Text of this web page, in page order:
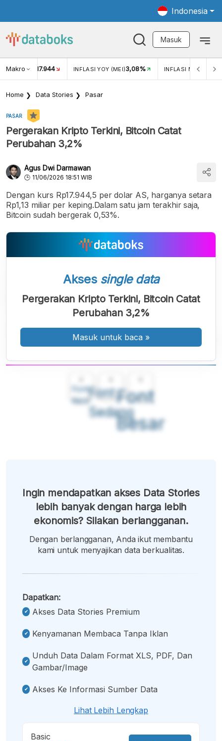
Indonesia
Masuk
Makro
USD/IDR 17.944 INFLASI YOY (MEI)3,08% INFLASI MOM (MEI)
Home Data Stories Pasar
PASAR
Pergerakan Kripto Terkini, Bitcoin Catat
Perubahan 3,2%
Agus Dwi Darmawan
11/06/2026 18:51 WIB
Dengan kurs Rp17.944,5 per dolar AS, harganya setara
Rp1,13 miliar per keping.Dalam satu jam terakhir saja,
Bitcoin sudah bergerak 0,53%.
Font
Kecil
Font
Sedang
Font
Besar
Akses single data
Pergerakan Kripto Terkini, Bitcoin Catat
Perubahan 3,2%
Masuk untuk baca »
Ingin mendapatkan akses Data Stories
lebih banyak dengan harga lebih
ekonomis? Silakan berlangganan.
Dengan berlangganan, Anda ikut membantu
kami untuk menyajikan data berkualitas.
Dapatkan:
Akses Data Stories Premium
Kenyamanan Membaca Tanpa Iklan
Unduh Data Dalam Format XLS, PDF, Dan
Gambar/image
Akses Ke Informasi Sumber Data
Lihat Lebih Lengkap
Basic